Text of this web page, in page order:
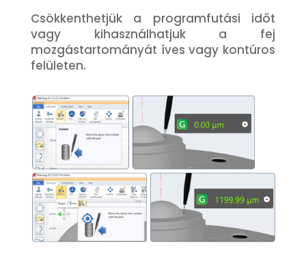
Csökkenthetjük a programfutási időt
vagy kihasználhatjuk a fej
mozgástartományát íves vagy kontúros
felületen.